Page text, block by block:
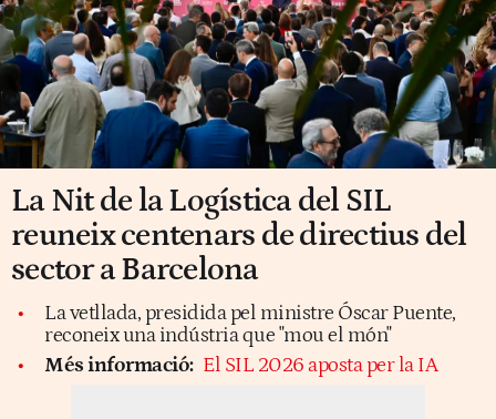
La Nit de la Logística del SIL
reuneix centenars de directius del
sector a Barcelona
La vetllada, presidida pel ministre Óscar Puente,
reconeix una indústria que "mou el món"
Més informació: El SIL 2026 aposta per la IA